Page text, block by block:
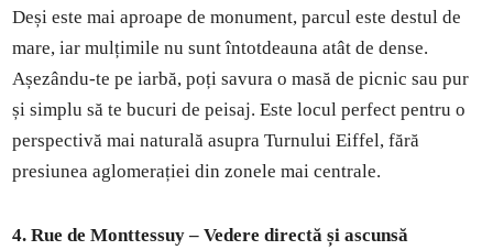
Deși este mai aproape de monument, parcul este destul de
mare, iar mulțimile nu sunt întotdeauna atât de dense.
Așezându-te pe iarbă, poți savura o masă de picnic sau pur
și simplu să te bucuri de peisaj. Este locul perfect pentru o
perspectivă mai naturală asupra Turnului Eiffel, fără
presiunea aglomerației din zonele mai centrale.
4. Rue de Monttessuy – Vedere directă și ascunsă